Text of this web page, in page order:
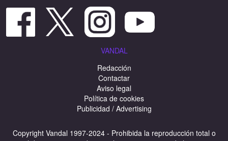
VANDAL
Redacción
Contactar
Aviso legal
Política de cookies
Publicidad / Advertising
Copyright Vandal 1997-2024 - Prohibida la reproducción total o